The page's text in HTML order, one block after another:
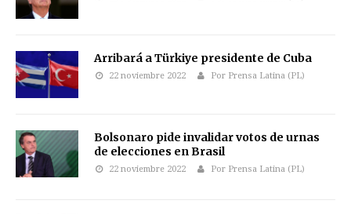
Arribará a Türkiye presidente de Cuba
22 noviembre 2022 Por Prensa Latina (PL)
Bolsonaro pide invalidar votos de urnas
de elecciones en Brasil
22 noviembre 2022 Por Prensa Latina (PL)